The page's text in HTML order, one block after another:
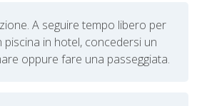
A seguire tempo libero per
piscina in hotel, concedersi un
oppure fare una passeggiata.